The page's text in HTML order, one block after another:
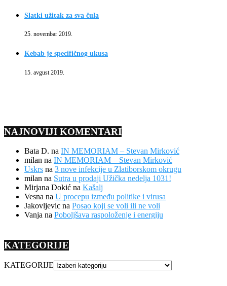
Slatki užitak za sva čula
25. novembar 2019.
Kebab je specifičnog ukusa
15. avgust 2019.
NAJNOVIJI KOMENTARI
Bata D. na IN MEMORIAM – Stevan Mirković
milan na IN MEMORIAM – Stevan Mirković
Uskrs na 3 nove infekcije u Zlatiborskom okrugu
milan na Sutra u prodaji Užička nedelja 1031!
Mirjana Dokić na Kašalj
Vesna na U procepu između politike i virusa
Jakovljevic na Posao koji se voli ili ne voli
Vanja na Poboljšava raspoloženje i energiju
KATEGORIJE
KATEGORIJE